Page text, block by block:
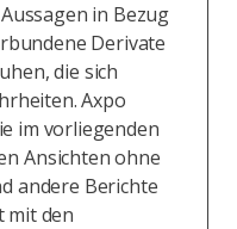
in Bezug
Derivate
die sich
Axpo
im vorliegenden
Ansichten ohne
andere Berichte
mit den